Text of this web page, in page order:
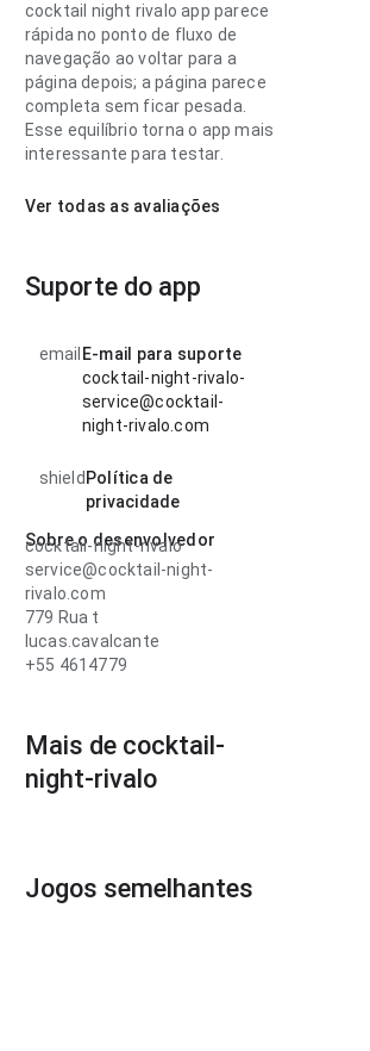
cocktail night rivalo app parece
rápida no ponto de fluxo de
navegação ao voltar para a
página depois; a página parece
completa sem ficar pesada.
Esse equilíbrio torna o app mais
interessante para testar.
Ver todas as avaliações
Suporte do app
email E-mail para suporte
cocktail-night-rivalo-
service@cocktail-
night-rivalo.com
shield Política de
privacidade
Sobre o desenvolvedor
cocktail-night-rivalo
service@cocktail-night-
rivalo.com
779 Rua t
lucas.cavalcante
+55 4614779
Mais de cocktail-
night-rivalo
Jogos semelhantes